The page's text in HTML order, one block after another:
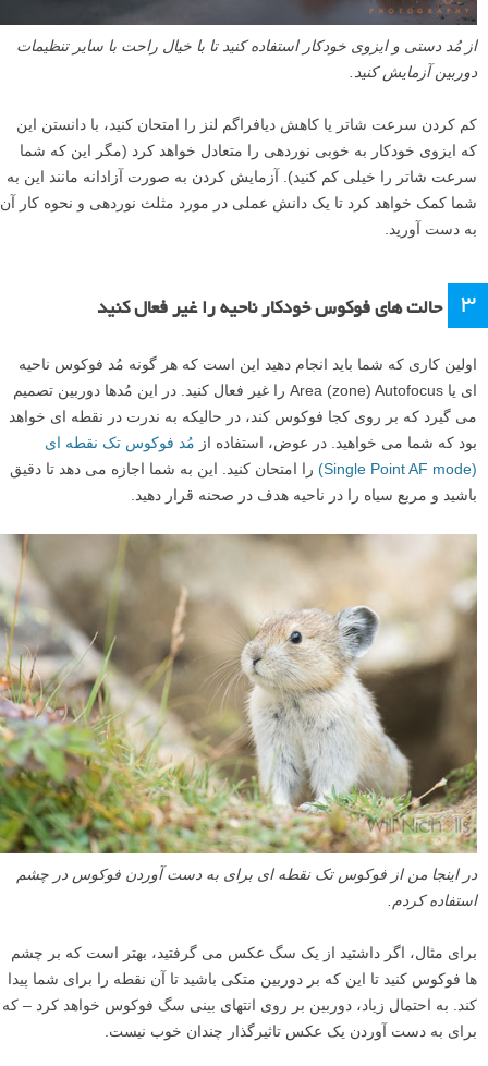
از مُد دستی و ایزوی خودکار استفاده کنید تا با خیال راحت با سایر تنظیمات
دوربین آزمایش کنید.
کم کردن سرعت شاتر یا کاهش دیافراگم لنز را امتحان کنید، با دانستن این
که ایزوی خودکار به خوبی نوردهی را متعادل خواهد کرد (مگر این که شما
سرعت شاتر را خیلی کم کنید). آزمایش کردن به صورت آزادانه مانند این به
شما کمک خواهد کرد تا یک دانش عملی در مورد مثلث نوردهی و نحوه کار آن
به دست آورید.
۳ حالت های فوکوس خودکار ناحیه را غیر فعال کنید
اولین کاری که شما باید انجام دهید این است که هر گونه مُد فوکوس ناحیه
ای یا Area (zone) Autofocus را غیر فعال کنید. در این مُدها دوربین تصمیم
می گیرد که بر روی کجا فوکوس کند، در حالیکه به ندرت در نقطه ای خواهد
بود که شما می خواهید. در عوض، استفاده از مُد فوکوس تک نقطه ای
(Single Point AF mode)
را امتحان کنید. این به شما اجازه می دهد تا دقیق
باشید و مربع سیاه را در ناحیه هدف در صحنه قرار دهید.
در اینجا من از فوکوس تک نقطه ای برای به دست آوردن فوکوس در چشم
استفاده کردم.
برای مثال، اگر داشتید از یک سگ عکس می گرفتید، بهتر است که بر چشم
ها فوکوس کنید تا این که بر دوربین متکی باشید تا آن نقطه را برای شما پیدا
کند. به احتمال زیاد، دوربین بر روی انتهای بینی سگ فوکوس خواهد کرد – که
برای به دست آوردن یک عکس تاثیرگذار چندان خوب نیست.